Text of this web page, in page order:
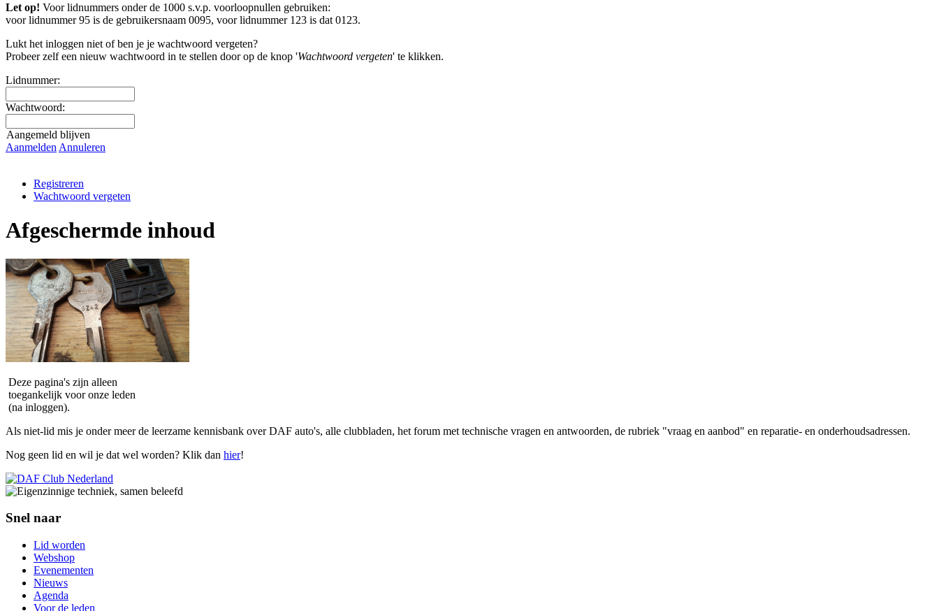
Let op! Voor lidnummers onder de 1000 s.v.p. voorloopnullen gebruiken:
voor lidnummer 95 is de gebruikersnaam 0095, voor lidnummer 123 is dat 0123.
Lukt het inloggen niet of ben je je wachtwoord vergeten?
Probeer zelf een nieuw wachtwoord in te stellen door op de knop 'Wachtwoord vergeten' te klikken.
Lidnummer:
Wachtwoord:
Aangemeld blijven
Aanmelden Annuleren
Registreren
Wachtwoord vergeten
Afgeschermde inhoud
Deze pagina's zijn alleen
toegankelijk voor onze leden
(na inloggen).
Als niet-lid mis je onder meer de leerzame kennisbank over DAF auto's, alle clubbladen, het forum met technische vragen en antwoorden, de rubriek "vraag en aanbod" en reparatie- en onderhoudsadressen.
Nog geen lid en wil je dat wel worden? Klik dan hier!
Snel naar
Lid worden
Webshop
Evenementen
Nieuws
Agenda
Voor de leden